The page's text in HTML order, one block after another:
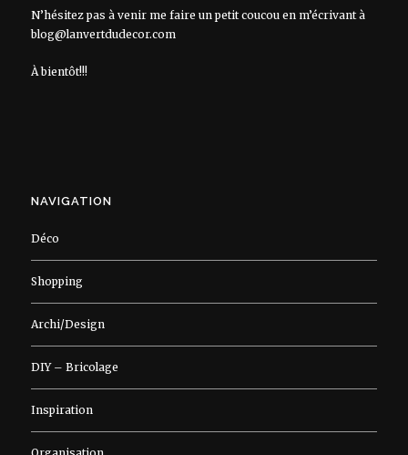
N’hésitez pas à venir me faire un petit coucou en m’écrivant à
blog@lanvertdudecor.com
À bientôt!!!
NAVIGATION
Déco
Shopping
Archi/Design
DIY – Bricolage
Inspiration